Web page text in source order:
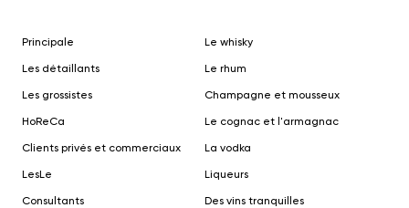
Principale
Les détaillants
Les grossistes
HoReCa
Clients privés et commerciaux
LesLe
Consultants
Le whisky
Le rhum
Champagne et mousseux
Le cognac et l'armagnac
La vodka
Liqueurs
Des vins tranquilles